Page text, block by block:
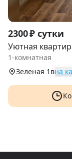
Item
1
of
9
2300 ₽ сутки
Уютнaя
1-комнатная
Зеленая 1вна